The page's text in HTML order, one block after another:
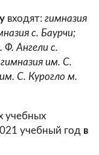
входят: гимназия
с. Баурчи;
Ф. Ангели с.
им. С.
С. Курогло м.
учебных
учебный год в